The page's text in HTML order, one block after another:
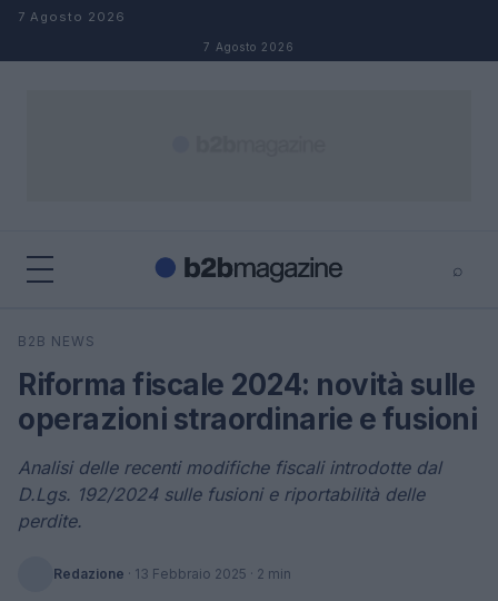
Salta al contenuto
7 Agosto 2026
7 Agosto 2026
⌕
Cerca
B2B NEWS
Riforma fiscale 2024: novità sulle
operazioni straordinarie e fusioni
Analisi delle recenti modifiche fiscali introdotte dal
D.Lgs. 192/2024 sulle fusioni e riportabilità delle
perdite.
Redazione · 13 Febbraio 2025 · 2 min